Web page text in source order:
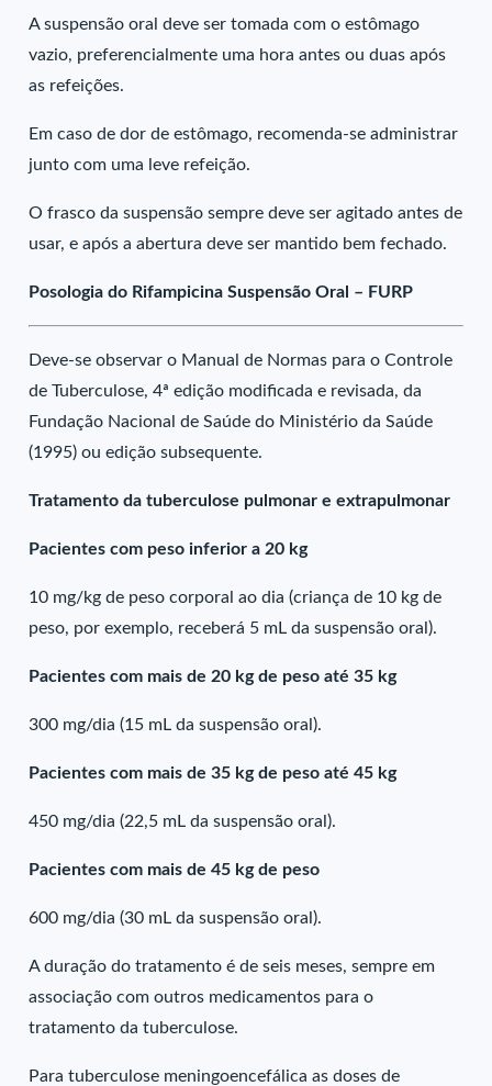
A suspensão oral deve ser tomada com o estômago
vazio, preferencialmente uma hora antes ou duas após
as refeições.
Em caso de dor de estômago, recomenda-se administrar
junto com uma leve refeição.
O frasco da suspensão sempre deve ser agitado antes de
usar, e após a abertura deve ser mantido bem fechado.
Posologia do Rifampicina Suspensão Oral – FURP
Deve-se observar o Manual de Normas para o Controle
de Tuberculose, 4ª edição modificada e revisada, da
Fundação Nacional de Saúde do Ministério da Saúde
(1995) ou edição subsequente.
Tratamento da tuberculose pulmonar e extrapulmonar
Pacientes com peso inferior a 20 kg
10 mg/kg de peso corporal ao dia (criança de 10 kg de
peso, por exemplo, receberá 5 mL da suspensão oral).
Pacientes com mais de 20 kg de peso até 35 kg
300 mg/dia (15 mL da suspensão oral).
Pacientes com mais de 35 kg de peso até 45 kg
450 mg/dia (22,5 mL da suspensão oral).
Pacientes com mais de 45 kg de peso
600 mg/dia (30 mL da suspensão oral).
A duração do tratamento é de seis meses, sempre em
associação com outros medicamentos para o
tratamento da tuberculose.
Para tuberculose meningoencefálica as doses de